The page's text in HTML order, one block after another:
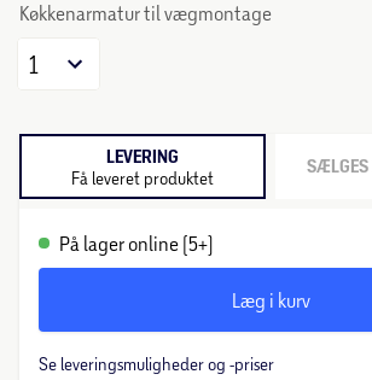
Køkkenarmatur til vægmontage
1
LEVERING
Få leveret produktet SÆLGES
På lager online (5+)
Læg i kurv
Se leveringsmuligheder og -priser